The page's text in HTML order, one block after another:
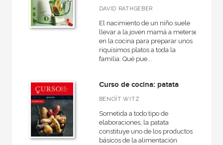
Rústica
DAVID RATHGEBER
El nacimiento de un niño suele
llevar a la joven mamá a meterse
en la cocina para preparar unos
riquísimos platos a toda la
familia. Qué pue...
Curso de cocina: patata
BENOÎT WITZ
Sometida a todo tipo de
elaboraciones, la patata
constituye uno de los productos
básicos de la alimentación